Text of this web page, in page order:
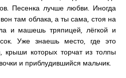
Песенка лучше любви. Иногда
там облака, а ты сама, стоя на
и машешь тряпицей, лёгкой и
Уже знаешь место, где это
которых торчат из толпы
и приблудившийся мальчик.